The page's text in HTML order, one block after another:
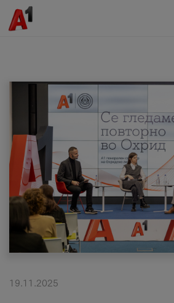
МК SQ
Приватни Деловни
Поддршка
Надополни кредит
19.11.2025